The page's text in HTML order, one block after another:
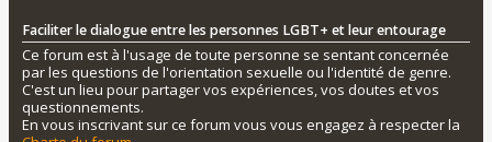
Faciliter le dialogue entre les personnes LGBT+ et leur entourage
Ce forum est à l'usage de toute personne se sentant concernée
par les questions de l'orientation sexuelle ou l'identité de genre.
C'est un lieu pour partager vos expériences, vos doutes et vos
questionnements.
En vous inscrivant sur ce forum vous vous engagez à respecter la